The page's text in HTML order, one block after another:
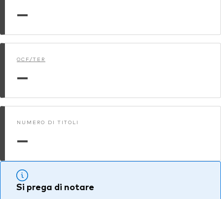
—
OCF/TER
—
NUMERO DI TITOLI
—
Si prega di notare